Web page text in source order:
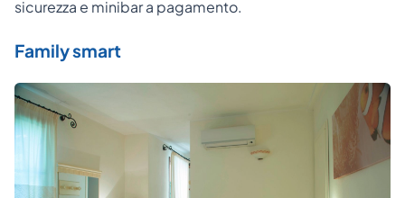
sicurezza e minibar a pagamento.
Family smart